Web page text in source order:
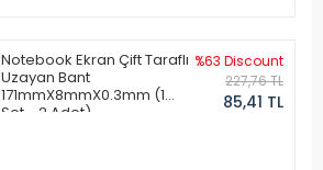
Notebook Ekran Çift Taraflı
Uzayan Bant
171mmX8mmX0.3mm (1
Set - 2 Adet)
%63 Discount
227,76 TL
85,41 TL